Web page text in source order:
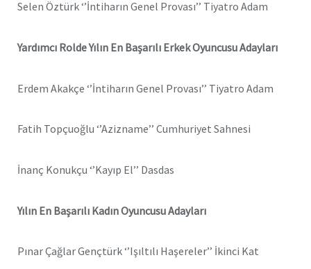
Selen Öztürk ‘’İntiharın Genel Provası’’ Tiyatro Adam
Yardımcı Rolde Yılın En Başarılı Erkek Oyuncusu Adayları
Erdem Akakçe ‘’İntiharın Genel Provası’’ Tiyatro Adam
Fatih Topçuoğlu ‘’Azizname’’ Cumhuriyet Sahnesi
İnanç Konukçu ‘’Kayıp El’’ Dasdas
Yılın En Başarılı Kadın Oyuncusu Adayları
Pınar Çağlar Gençtürk ‘’Işıltılı Haşereler’’ İkinci Kat